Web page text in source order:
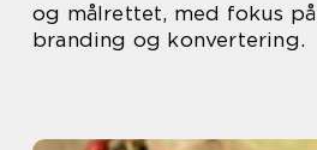
og målrettet, med fokus på
branding og konvertering.